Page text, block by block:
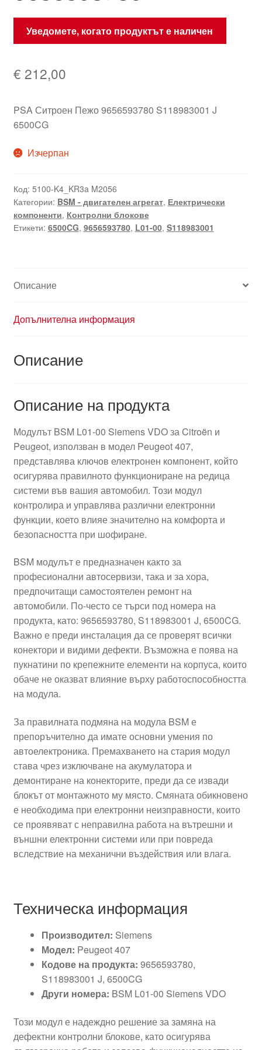
Уведомете, когато продуктът е наличен
€ 212,00
PSA Ситроен Пежо 9656593780 S118983001 J
6500CG
Изчерпан
Код: 5100-K4_KR3a M2056
Категории: BSM - двигателен агрегат, Електрически
компоненти, Контролни блокове
Етикети: 6500CG, 9656593780, L01-00, S118983001
Описание
Допълнителна информация
Описание
Описание на продукта
Модулът BSM L01-00 Siemens VDO за Citroën и
Peugeot, използван в модел Peugeot 407,
представлява ключов електронен компонент, който
осигурява правилното функциониране на редица
системи във вашия автомобил. Този модул
контролира и управлява различни електронни
функции, което влияе значително на комфорта и
безопасността при шофиране.
BSM модулът е предназначен както за
професионални автосервизи, така и за хора,
предпочитащи самостоятелен ремонт на
автомобили. По-често се търси под номера на
продукта, като: 9656593780, S118983001 J, 6500CG.
Важно е преди инсталация да се проверят всички
конектори и видими дефекти. Възможна е поява на
пукнатини по крепежните елементи на корпуса, които
обаче не оказват влияние върху работоспособността
на модула.
За правилната подмяна на модула BSM е
препоръчително да имате основни умения по
автоелектроника. Премахването на стария модул
става чрез изключване на акумулатора и
демонтиране на конекторите, преди да се извади
блокът от монтажното му място. Смяната обикновено
е необходима при електронни неизправности, които
се проявяват с неправилна работа на вътрешни и
външни електронни системи или при повреда
вследствие на механични въздействия или влага.
Техническа информация
Производител: Siemens
Модел: Peugeot 407
Кодове на продукта: 9656593780,
S118983001 J, 6500CG
Други номера: BSM L01-00 Siemens VDO
Този модул е надеждно решение за замяна на
дефектни контролни блокове, като осигурява